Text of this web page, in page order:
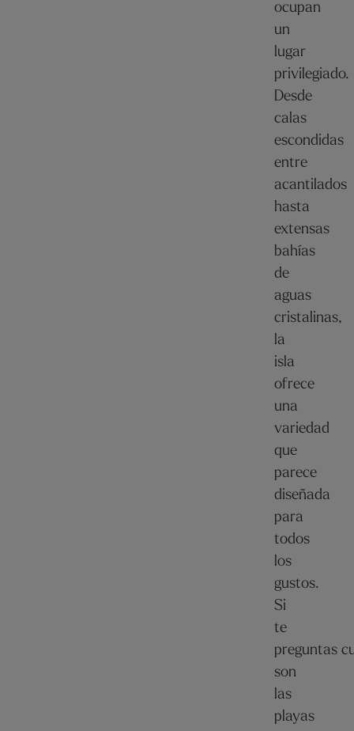
ocupan
un
lugar
privilegiado.
Desde
calas
escondidas
entre
acantilados
hasta
extensas
bahías
de
aguas
cristalinas,
la
isla
ofrece
una
variedad
que
parece
diseñada
para
todos
los
gustos.
Si
te
preguntas
son
las
playas